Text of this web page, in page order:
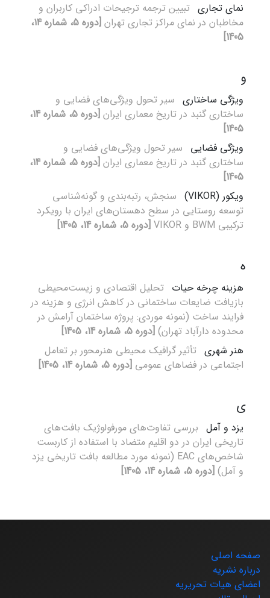
نمای تجاری تبیین ترجمه ترجیحات ادراکی کاربران و
مخاطبان در نمای مراکز تجاری تهران
[دوره 5، شماره 14،
1405]
و
ویژگی ساختاری سیر تحول ویژگی‌های فضایی و
ساختاری گنبد در تاریخ معماری ایران
[دوره 5، شماره 14،
1405]
ویژگی فضایی سیر تحول ویژگی‌های فضایی و
ساختاری گنبد در تاریخ معماری ایران
[دوره 5، شماره 14،
1405]
ویکور (VIKOR)
سنجش، رتبه‌بندی و گونه‌شناسی
توسعه روستایی در سطح دهستان‌های ایران با رویکرد
ترکیبی BWM و VIKOR
[دوره 5، شماره 14، 1405]
ه
هزینه چرخه حیات تحلیل اقتصادی و زیست‌محیطی
بازیافت ضایعات ساختمانی در کاهش انرژی و هزینه در
فرایند ساخت (نمونه موردی: پروژه ساختمان آرامش در
محدوده دارآباد تهران) [دوره 5، شماره 14، 1405]
هنر شهری تأثیر گرافیک محیطی هنرمحور بر تعامل
اجتماعی در فضاهای عمومی [دوره 5، شماره 14، 1405]
ی
یزد و آمل بررسی تفاوت‌های مورفولوژیک بافت‌های
تاریخی ایران در دو اقلیم متضاد با استفاده از کاربست
شاخص‌های EAC (نمونه مورد مطالعه بافت تاریخی یزد
و آمل) [دوره 5، شماره 14، 1405]
صفحه اصلی
درباره نشریه
اعضای هیات تحریریه